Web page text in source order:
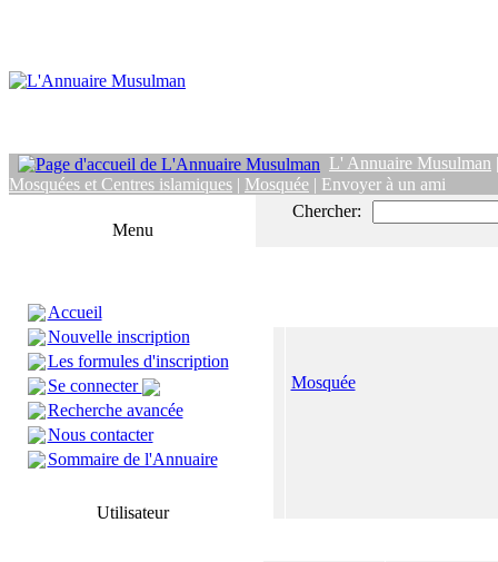
L' Annuaire Musulman
Mosquées et Centres islamiques | Mosquée | Envoyer à un ami
Menu
Accueil
Nouvelle inscription
Les formules d'inscription
Se connecter
Recherche avancée
Nous contacter
Sommaire de l'Annuaire
Utilisateur
Chercher:
Mosquée